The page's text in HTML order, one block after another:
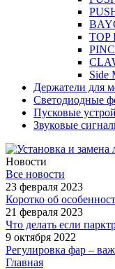
TOP
Side
Держатели для
Светодиодные
Пусковые
Звуковые
Новости
Все новости
23 февраля 2023
Коротко об
21 февраля 2023
Что делать если
9 октября 2022
Регулировка фар –
Главная